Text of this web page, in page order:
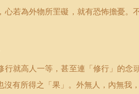
心若為外物所罜礙，就有恐怖擔憂。
行就高人一等，甚至連 「修行 」 的念
沒有所得之「果」。外無人，內無我